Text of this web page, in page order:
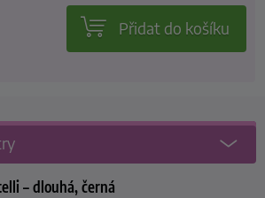
Přidat do košíku
– dlouhá, černá